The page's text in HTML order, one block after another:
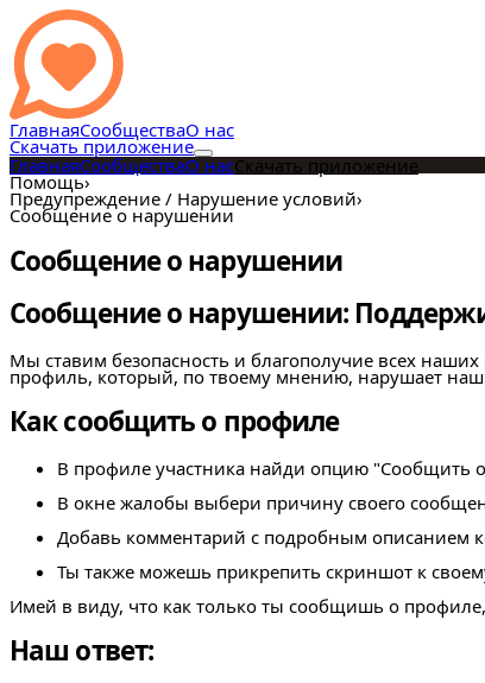
ГлавнаяСообществаО нас
Скачать приложение
ГлавнаяСообществаО насСкачать приложение
Помощь›
Предупреждение / Нарушение условий›
Сообщение о нарушении
Сообщение о нарушении
Сообщение о нарушении:
Мы ставим безопасность и благополучие всех
профиль, который, по твоему мнению, нарушает
Как сообщить о профиле
В профиле участника найди опцию "Сообщить
В окне жалобы выбери причину своего
Добавь комментарий с подробным описанием
Ты также можешь прикрепить скриншот к
Имей в виду, что как только ты сообщишь о
Наш ответ: